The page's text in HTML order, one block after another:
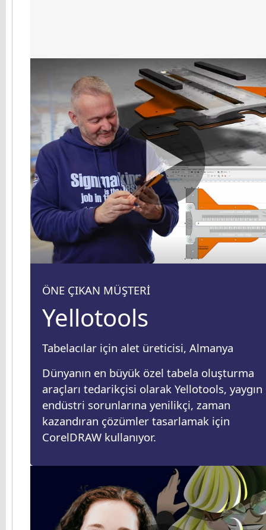
ÖNE ÇIKAN MÜŞTERİ
Yellotools
Tabelacılar için alet üreticisi, Almanya
Dünyanın en büyük özel tabela oluşturma
araçları tedarikçisi olarak Yellotools, yaygın
endüstri sorunlarına yenilikçi, zaman
kazandıran çözümler tasarlamak için
CorelDRAW kullanıyor.